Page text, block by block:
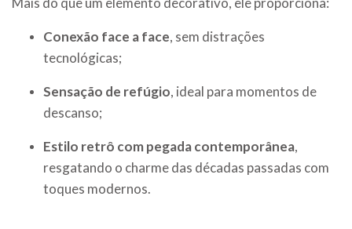
Conexão face a face, sem distrações
tecnológicas;
Sensação de refúgio, ideal para momentos de
descanso;
Estilo retrô com pegada contemporânea,
resgatando o charme das décadas passadas com
toques modernos.